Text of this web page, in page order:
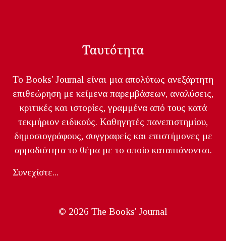
Ταυτότητα
Το Books' Journal είναι μια απολύτως ανεξάρτητη
επιθεώρηση με κείμενα παρεμβάσεων, αναλύσεις,
κριτικές και ιστορίες, γραμμένα από τους κατά
τεκμήριον ειδικούς. Καθηγητές πανεπιστημίου,
δημοσιογράφους, συγγραφείς και επιστήμονες με
αρμοδιότητα το θέμα με το οποίο καταπιάνονται.
Συνεχίστε...
© 2026 The Books' Journal